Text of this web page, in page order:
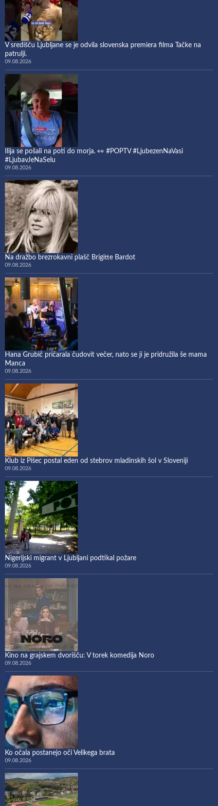
V središču Ljubljane se je odvila slovenska premiera filma Tačke na
patrulji.
09.08.2026
Ilija se pošali na poti do morja. 👀 #POPTV #LjubezenNaVasi
#LjubavJeNaSelu
09.08.2026
Na dražbo brezrokavni plašč Brigitte Bardot
09.08.2026
Hana Grubič pričarala čudovit večer, nato se ji je pridružila še mama
Manca
09.08.2026
Klub iz Pišec postal eden od stebrov mladinskih šol v Sloveniji
09.08.2026
Nigerijski migrant v Ljubljani podtikal požare
09.08.2026
Kino na grajskem dvorišču: V torek komedija Noro
09.08.2026
Ko očala postanejo oči Velikega brata
09.08.2026